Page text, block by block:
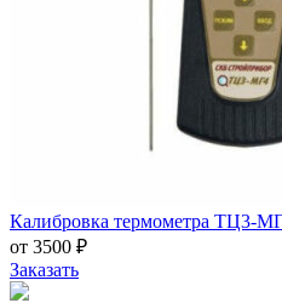
Калибровка термометра ТЦ3-
от 3500 ₽
Заказать